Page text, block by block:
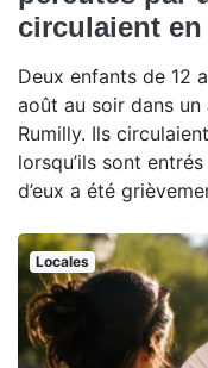
circulaient
Deux enfants de 12
août au soir dans un
Rumilly. Ils
lorsqu’ils sont
d’eux a été
Locales